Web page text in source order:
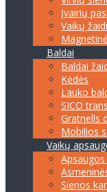
Įvairių
Vaikų
Baldai
Baldai
Kėdės
Lauko
SICO
Gratnells
Mobilios
Vaikų
Sienos